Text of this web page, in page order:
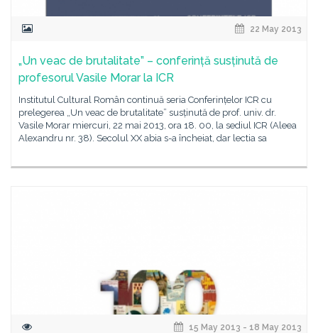
22 May 2013
„Un veac de brutalitate” – conferință susținută de
profesorul Vasile Morar la ICR
Institutul Cultural Român continuă seria Conferințelor ICR cu
prelegerea „Un veac de brutalitate” susținută de prof. univ. dr.
Vasile Morar miercuri, 22 mai 2013, ora 18. 00, la sediul ICR (Aleea
Alexandru nr. 38). Secolul XX abia s-a încheiat, dar lectia sa
15 May 2013 - 18 May 2013